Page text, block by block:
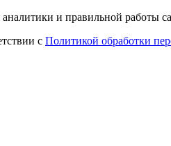
аналитики и правильной работы
с Политикой обработки